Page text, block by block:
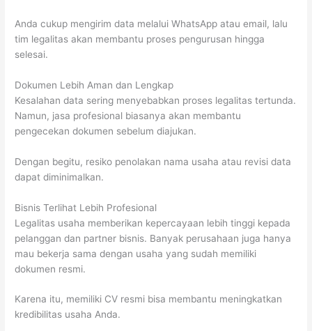
Anda cukup mengirim data melalui WhatsApp atau email, lalu
tim legalitas akan membantu proses pengurusan hingga
selesai.
Dokumen Lebih Aman dan Lengkap
Kesalahan data sering menyebabkan proses legalitas tertunda.
Namun, jasa profesional biasanya akan membantu
pengecekan dokumen sebelum diajukan.
Dengan begitu, resiko penolakan nama usaha atau revisi data
dapat diminimalkan.
Bisnis Terlihat Lebih Profesional
Legalitas usaha memberikan kepercayaan lebih tinggi kepada
pelanggan dan partner bisnis. Banyak perusahaan juga hanya
mau bekerja sama dengan usaha yang sudah memiliki
dokumen resmi.
Karena itu, memiliki CV resmi bisa membantu meningkatkan
kredibilitas usaha Anda.